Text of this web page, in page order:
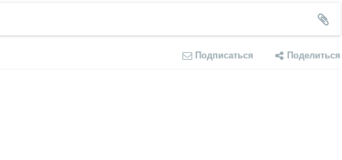
Подписаться Поделиться